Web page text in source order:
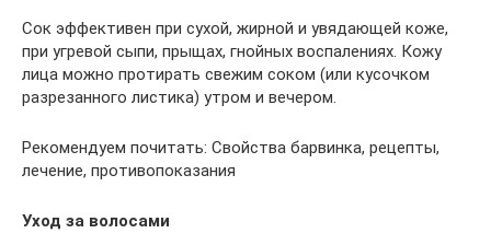
Сок эффективен при сухой, жирной и увядающей коже,
при угревой сыпи, прыщах, гнойных воспалениях. Кожу
лица можно протирать свежим соком (или кусочком
разрезанного листика) утром и вечером.
Рекомендуем почитать: Свойства барвинка, рецепты,
лечение, противопоказания
Уход за волосами